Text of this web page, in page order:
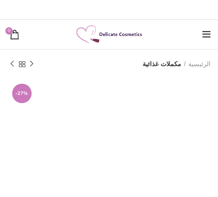
0
الرئيسية مكملات غذائية
-27%